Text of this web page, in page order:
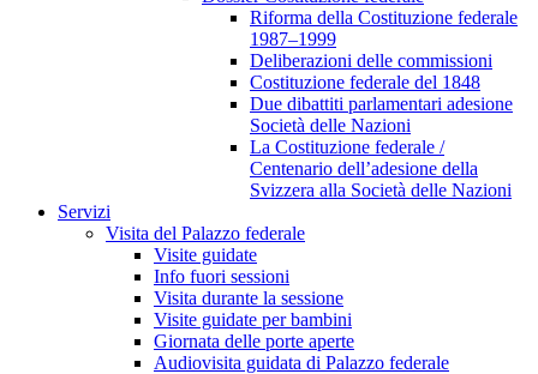
Riforma della Costituzione federale
1987–1999
Deliberazioni delle commissioni
Costituzione federale del 1848
Due dibattiti parlamentari adesione
Società delle Nazioni
La Costituzione federale /
Centenario dell’adesione della
Svizzera alla Società delle Nazioni
Servizi
Visita del Palazzo federale
Visite guidate
Info fuori sessioni
Visita durante la sessione
Visite guidate per bambini
Giornata delle porte aperte
Audiovisita guidata di Palazzo federale